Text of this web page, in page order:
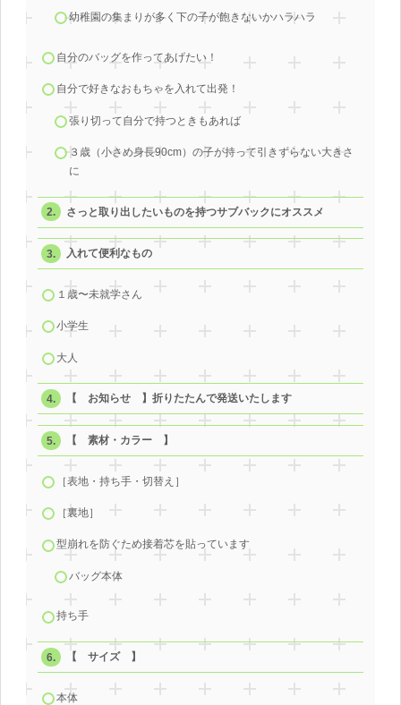
幼稚園の集まりが多く下の子が飽きないかハラハラ
自分のバッグを作ってあげたい！
自分で好きなおもちゃを入れて出発！
張り切って自分で持つときもあれば
３歳（小さめ身長90cm）の子が持って引きずらない大きさ
に
さっと取り出したいものを持つサブバックにオススメ
入れて便利なもの
１歳〜未就学さん
小学生
大人
【 お知らせ 】折りたたんで発送いたします
【 素材・カラー 】
［表地・持ち手・切替え］
［裏地］
型崩れを防ぐため接着芯を貼っています
バッグ本体
持ち手
【 サイズ 】
本体